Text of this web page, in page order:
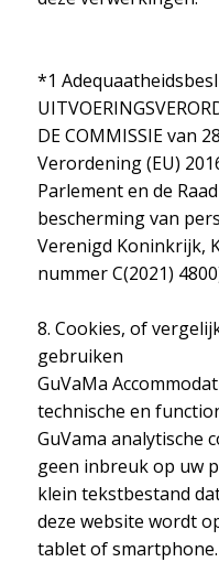
*1
DE COMMISSIE van
Verordening (EU)
Parlement en de
bescherming van
Verenigd Koninkrijk,
nummer C(2021)
8. Cookies, of
gebruiken
GuVaMa
technische en
GuVama analytische
geen inbreuk op uw
klein tekstbestand
deze website wordt
tablet of